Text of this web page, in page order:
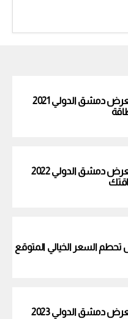
نتائج يانصيب معرض دمشق الدولي 2021
نتائج يانصيب معرض دمشق الدولي 2022
السعر الخيالي المتوقع
نتائج يانصيب معرض دمشق الدولي 2023